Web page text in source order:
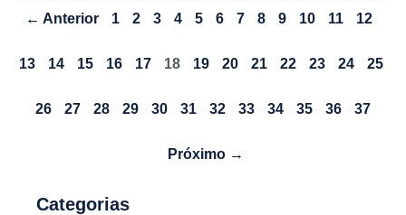
← Anterior 1 2 3 4 5 6 7 8 9 10 11 12
13 14 15 16 17 18 19 20 21 22 23 24 25
26 27 28 29 30 31 32 33 34 35 36 37
Próximo →
Categorias